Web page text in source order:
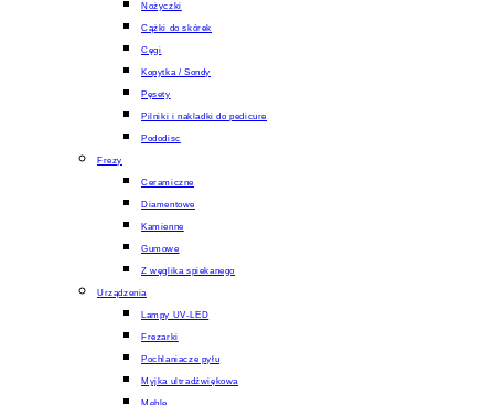
Nożyczki
Cążki do skórek
Cęgi
Kopytka / Sondy
Pęsety
Pilniki i nakladki do pedicure
Pododisc
Frezy
Ceramiczne
Diamentowe
Kamienne
Gumowe
Z węglika spiekanego
Urządzenia
Lampy UV-LED
Frezarki
Pochlaniacze pyłu
Myjka ultradźwiękowa